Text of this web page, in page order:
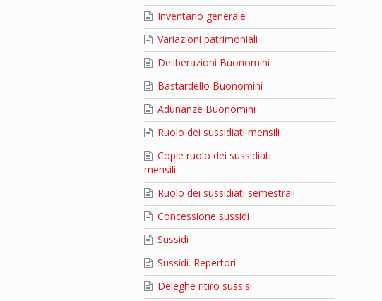
Inventario generale
Variazioni patrimoniali
Deliberazioni Buonomini
Bastardello Buonomini
Adunanze Buonomini
Ruolo dei sussidiati mensili
Copie ruolo dei sussidiati
mensili
Ruolo dei sussidiati semestrali
Concessione sussidi
Sussidi
Sussidi. Repertori
Deleghe ritiro sussisi